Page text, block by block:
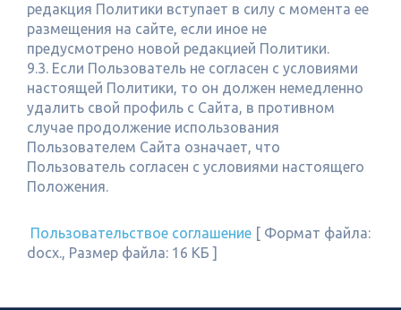
редакция Политики вступает в силу с момента ее
размещения на сайте, если иное не
предусмотрено новой редакцией Политики.
9.3. Если Пользователь не согласен с условиями
настоящей Политики, то он должен немедленно
удалить свой профиль с Сайта, в противном
случае продолжение использования
Пользователем Сайта означает, что
Пользователь согласен с условиями настоящего
Положения.
Пользовательствое соглашение [ Формат файла:
docx., Размер файла: 16 KБ ]